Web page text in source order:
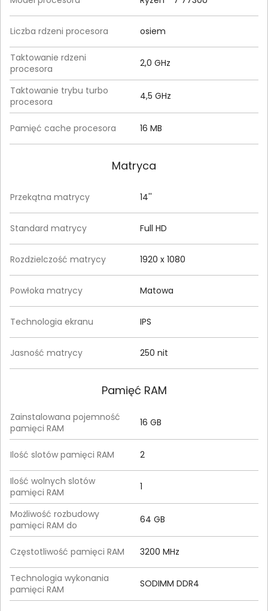
Liczba rdzeni procesora osiem
Taktowanie rdzeni
procesora
2,0 GHz
Taktowanie trybu turbo
procesora
4,5 GHz
Pamięć cache procesora 16 MB
Matryca
Przekątna matrycy 14''
Standard matrycy Full HD
Rozdzielczość matrycy 1920 x 1080
Powłoka matrycy Matowa
Technologia ekranu IPS
Jasność matrycy 250 nit
Pamięć RAM
Zainstalowana pojemność
pamięci RAM
16 GB
Ilość slotów pamięci RAM 2
Ilość wolnych slotów
pamięci RAM
1
Możliwość rozbudowy
pamięci RAM do
64 GB
Częstotliwość pamięci RAM 3200 MHz
Technologia wykonania
pamięci RAM
SODIMM DDR4